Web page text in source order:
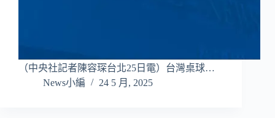
（中央社記者陳容琛台北25日電）台灣桌球…
News小編
24 5 月, 2025